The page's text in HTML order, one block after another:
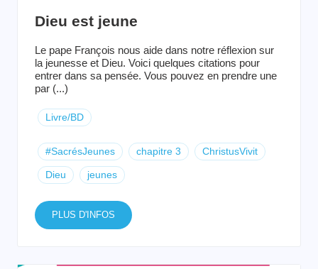
Dieu est jeune
Le pape François nous aide dans notre réflexion sur
la jeunesse et Dieu. Voici quelques citations pour
entrer dans sa pensée. Vous pouvez en prendre une
par (...)
Livre/BD
#SacrésJeunes chapitre 3 ChristusVivit
Dieu jeunes
PLUS D'INFOS